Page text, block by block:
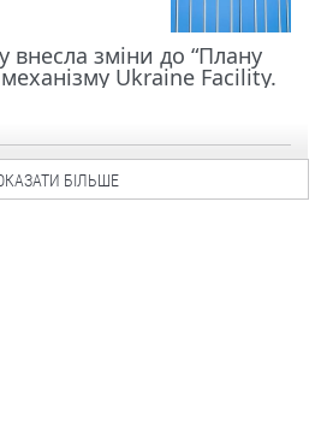
внесла зміни до “Плану
Ukraine Facility.
БІЛЬШЕ